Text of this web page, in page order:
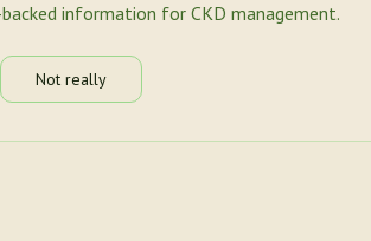
information for CKD management.
Not really